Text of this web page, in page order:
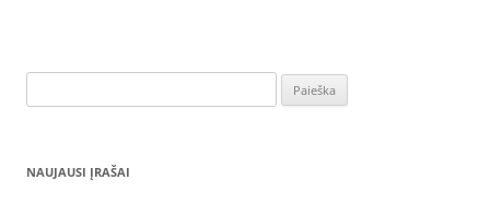
NAUJAUSI ĮRAŠAI